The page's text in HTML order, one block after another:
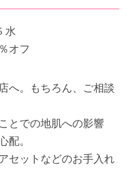
水
オフ
へ。もちろん、ご相談
とでの地肌への影響
配。
セットなどのお手入れ